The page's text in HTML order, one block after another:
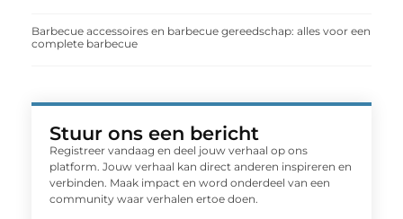
Barbecue accessoires en barbecue gereedschap: alles voor een
complete barbecue
Stuur ons een bericht
Registreer vandaag en deel jouw verhaal op ons
platform. Jouw verhaal kan direct anderen inspireren en
verbinden. Maak impact en word onderdeel van een
community waar verhalen ertoe doen.